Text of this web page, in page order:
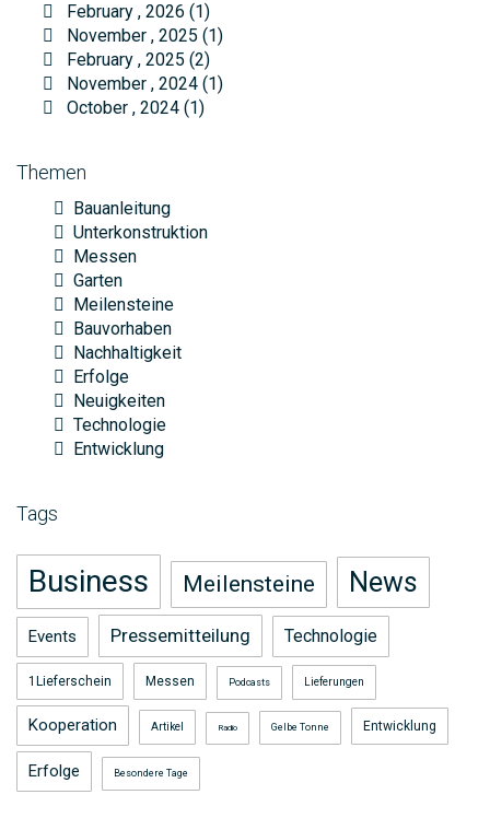
February , 2026 (1)
November , 2025 (1)
February , 2025 (2)
November , 2024 (1)
October , 2024 (1)
Themen
Bauanleitung
Unterkonstruktion
Messen
Garten
Meilensteine
Bauvorhaben
Nachhaltigkeit
Erfolge
Neuigkeiten
Technologie
Entwicklung
Tags
Business Meilensteine News
Events Pressemitteilung Technologie
1Lieferschein Messen Podcasts Lieferungen
Kooperation Artikel Radio Gelbe Tonne Entwicklung
Erfolge Besondere Tage